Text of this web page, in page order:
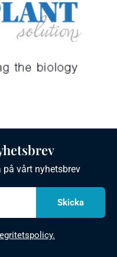
på vårt nyhetsbrev